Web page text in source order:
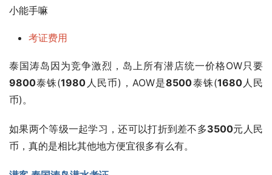
小能手嘛
考证费用
泰国涛岛因为竞争激烈，岛上所有潜店统一价格OW只要
9800泰铢(1980 人民币)，AOW是8500泰铢(1680人民
币)。
如果两个等级一起学习，还可以打折到差不多3500元人民
币，真的是相比其他地方便宜很多有么有。